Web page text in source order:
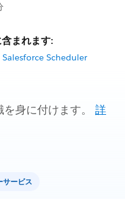
まれます:
Scheduler
身に付けます。 詳
サービス